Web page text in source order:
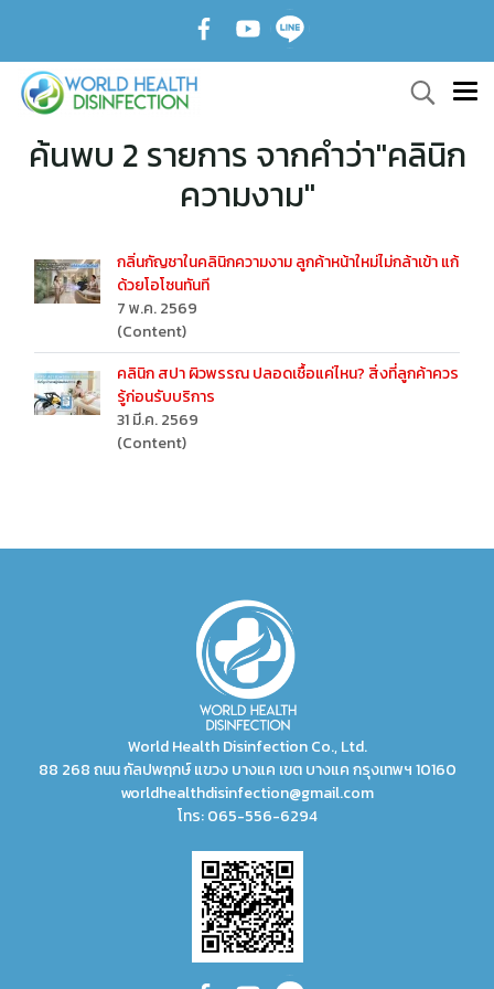
ค้นพบ 2 รายการ จากคำว่า"คลินิก
ความงาม"
กลิ่นกัญชาในคลินิกความงาม ลูกค้าหน้าใหม่ไม่กล้าเข้า แก้
ด้วยโอโซนทันที
7 พ.ค. 2569
(Content)
คลินิก สปา ผิวพรรณ ปลอดเชื้อแค่ไหน? สิ่งที่ลูกค้าควร
รู้ก่อนรับบริการ
31 มี.ค. 2569
(Content)
World Health Disinfection Co., Ltd.
88 268 ถนน กัลปพฤกษ์ แขวง บางแค เขต บางแค กรุงเทพฯ 10160
worldhealthdisinfection@gmail.com
โทร:065-556-6294